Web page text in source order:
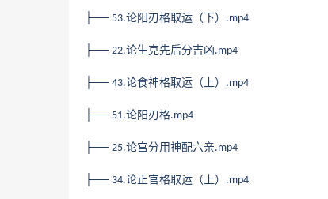
├── 53.论阳刃格取运（下） .mp4
├── 22.论生克先后分吉凶.mp4
├── 43.论食神格取运（上） .mp4
├── 51.论阳刃格.mp4
├── 25.论宫分用神配六亲.mp4
├── 34.论正官格取运（上） .mp4